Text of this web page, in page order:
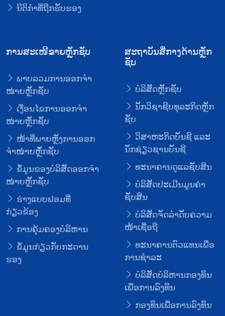
ນິຕິກໍາທີ່ຖືກຮັບຮອງ
ການສະເໜີຂາຍຫຼັກຊັບ
ພາບລວມການອອກຈໍາ
ໜ່າຍຫຼັກຊັບ
ເງື່ອນໄຂການອອກຈໍາ
ໜ່າຍຫຼັກຊັບ
ໜ້າທີ່ພາຍຫຼັງການອອກ
ຈໍາໜ່າຍຫຼັໍກຊັບ
ຂໍ້ມູນຂອງບໍລິສັດອອກຈໍາ
ໜ່າຍຫຼັກຊັບ
ຮ່າງແບບຟອມທີ່
ກ່ຽວຂ້ອງ
ການຄຸ້ມຄອງບໍລິຫານ
ຂໍ້ມູນກ່ຽວກັບກະດານ
ຮອງ
ສະຖາບັນສື່ກາງດ້ານຫຼັກ
ຊັບ
ບໍລິສັດຫຼັກຊັບ
ນັກວິຊາຊີບທຸລະກິດຫຼັກ
ຊັບ
ວິສາຫະກິດບັນຊີ ແລະ
ນັກຊ່ຽວຊານບັນຊີ
ທະນາຄານດູແລຊັບສິນ
ບໍລິສັດປະເມີນມູນຄ່າ
ຊັບສິນ
ບໍລິສັດຈັດລໍາດັບຄວາມ
ໜ້າເຊື່ອຖື
ທະນາຄານຕົວແທນເພື່ອ
ການຊໍາລະ
ບໍລິສັດບໍລິຫານກອງທຶນ
ເພື່ອການລົງທຶນ
ກອງທຶນເພື່ອການລົງທຶນ